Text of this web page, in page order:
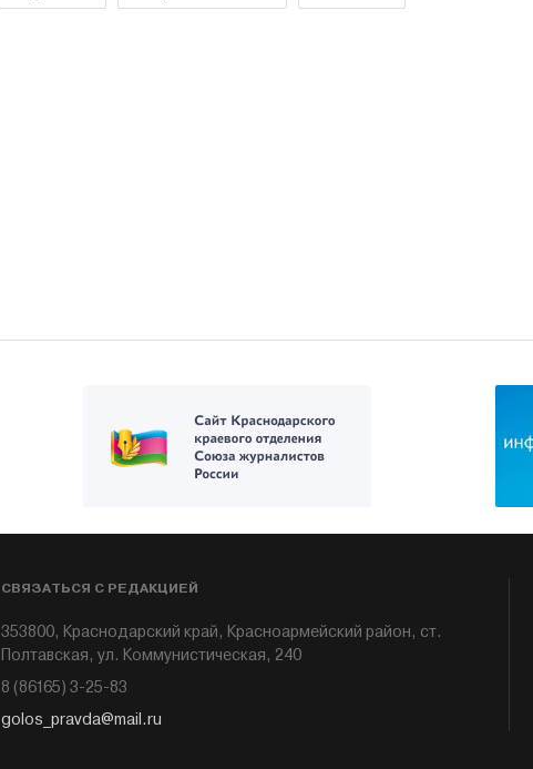
СВЯЗАТЬСЯ С РЕДАКЦИЕЙ
353800, Краснодарский край, Красноармейский район, ст.
Полтавская, ул. Коммунистическая, 240
8 (86165) 3-25-83
golos_pravda@mail.ru